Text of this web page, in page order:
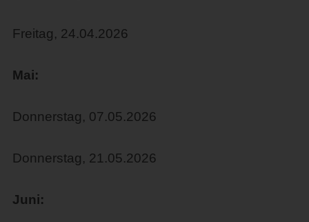
Freitag, 24.04.2026
Mai:
Donnerstag, 07.05.2026
Donnerstag, 21.05.2026
Juni: